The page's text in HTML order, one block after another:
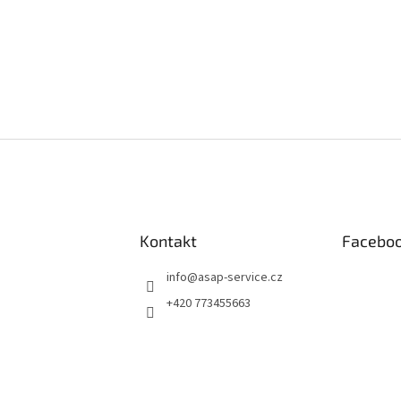
Kontakt
info@asap-service.cz
+420 773455663